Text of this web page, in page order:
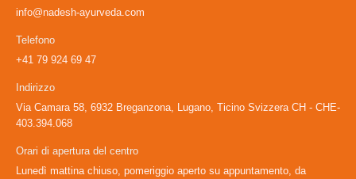
info@nadesh-ayurveda.com
Telefono
+41 79 924 69 47
Indirizzo
Via Camara 58, 6932 Breganzona, Lugano, Ticino Svizzera CH - CHE-
403.394.068
Orari di apertura del centro
Lunedì mattina chiuso, pomeriggio aperto su appuntamento, da